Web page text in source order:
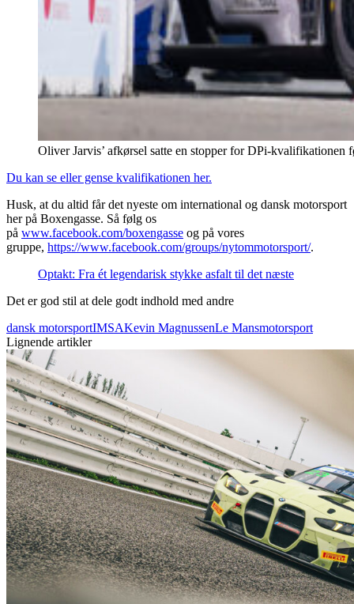
Oliver Jarvis’ afkørsel satte en stopper for DPi-
Du kan se eller gense kvalifikationen her.
Husk, at du altid får det nyeste om international og dansk motorsport
her på Boxengasse. Så følg os
på www.facebook.com/boxengasse og på vores
gruppe, https://www.facebook.com/groups/nytommotorsport/.
Optakt: Fra ét legendarisk stykke asfalt til det næste
Det er god stil at dele godt indhold med andre
dansk motorsportIMSAKevin MagnussenLe Mansmotorsport
Lignende artikler